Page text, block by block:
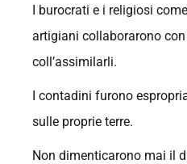
I burocrati e i religiosi
artigiani collaborarono con
coll’assimilarli.
I contadini furono
sulle proprie terre.
Non dimenticarono mai il